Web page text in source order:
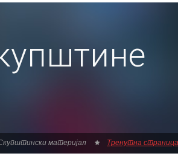
материјал Тренутна страница